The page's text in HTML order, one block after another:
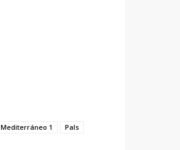
Mediterráneo 1
Pals